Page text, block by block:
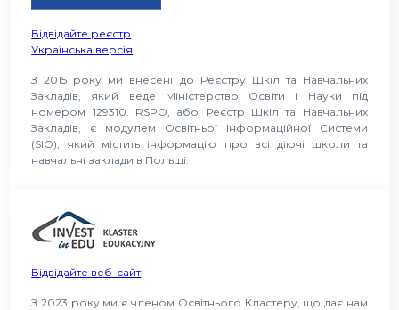
Відвідайте реєстр
Українська версія
З 2015 року ми внесені до Реєстру Шкіл та Навчальних
Закладів, який веде Міністерство Освіти і Науки під
номером 129310. RSPO, або Реєстр Шкіл та Навчальних
Закладів, є модулем Освітньої Інформаційної Системи
(SIO), який містить інформацію про всі діючі школи та
навчальні заклади в Польщі.
Відвідайте веб-сайт
З 2023 року ми є членом Освітнього Кластеру, що дає нам